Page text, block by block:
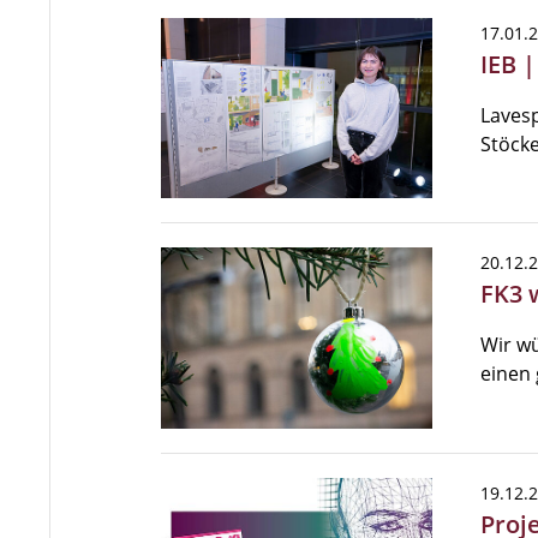
IEB
FK3
Wir
einen